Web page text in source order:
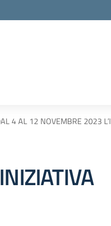
4 AL 12 NOVEMBRE 2023